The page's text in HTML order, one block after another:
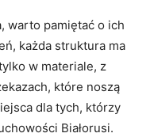
warto ⁢pamiętać ‍o ich⁣
każda struktura ma
w materiale, z
które noszą
dla⁢ tych, którzy
Białorusi.